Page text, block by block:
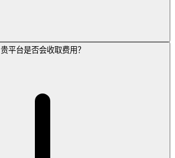
贵平台是否会收取费用？